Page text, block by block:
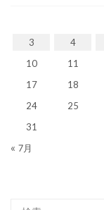
3
4
10
11
17
18
24
25
31
« 7月